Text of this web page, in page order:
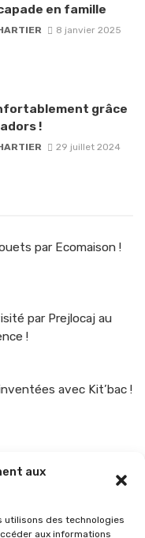
aux
utilisons des technologies
aux informations
en famille
8 janvier 2025
grâce
!
29 juillet 2024
par Ecomaison !
par Prejlocaj au
!
avec Kit’bac !